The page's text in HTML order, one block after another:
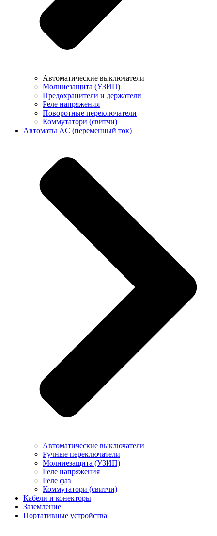
Автоматические выключатели
Молниезащита (УЗИП)
Предохранители и держатели
Реле напряжения
Поворотные переключатели
Коммутатори (свитчи)
Автоматы AC (переменный ток)
Автоматические выключатели
Ручные переключатели
Молниезащита (УЗИП)
Реле напряжения
Реле фаз
Коммутатори (свитчи)
Кабели и конекторы
Заземление
Портативные устройства